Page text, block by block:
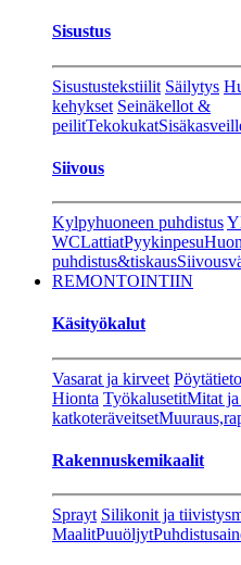
Sisustus
Sisustustekstiilit Säilytys
kehykset Seinäkellot &
peilitTekokukat
Siivous
Kylpyhuoneen puhdistus
WCLattiatPyykinpesu
puhdistus&tiskaus
REMONTOINTIIN
Käsityökalut
Vasarat ja kirveet
Hionta TyökalusetitMitat
katkoteräveitset
Rakennuskemikaalit
Sprayt Silikonit ja
MaalitPuuöljyt